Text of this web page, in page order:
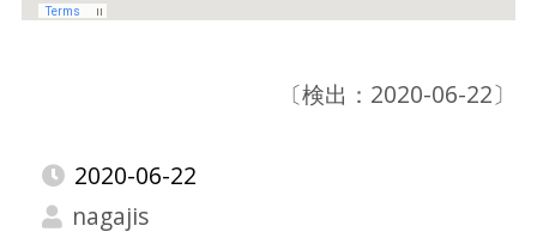
〔検出：2020-06-22〕
2020-06-22
nagajis